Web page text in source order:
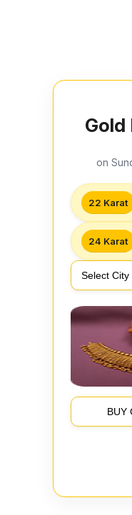
Gold
on
22 Karat
24 Karat
BUY